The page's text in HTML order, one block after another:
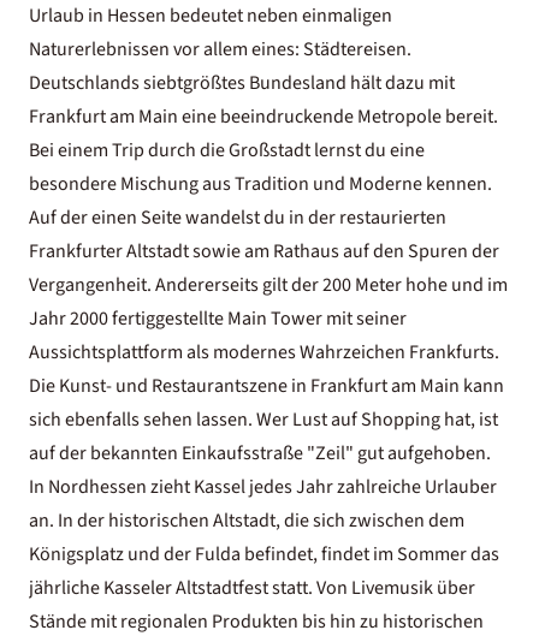
Urlaub in Hessen bedeutet neben einmaligen
Naturerlebnissen vor allem eines:Städtereisen.
Deutschlandssiebtgrößtes Bundesland hält dazu mit
Frankfurt am Main eine beeindruckende Metropole bereit.
Bei einem Trip durch die Großstadt lernst du eine
besondere Mischung aus Tradition und Moderne kennen.
Auf der einen Seite wandelst du in der restaurierten
Frankfurter Altstadt sowie am Rathaus auf den Spuren der
Vergangenheit. Andererseits gilt der 200 Meter hohe und im
Jahr 2000 fertiggestellte Main Tower mit seiner
Aussichtsplattform als modernes Wahrzeichen Frankfurts.
Die Kunst- und Restaurantszene in Frankfurt am Main kann
sich ebenfalls sehen lassen. Wer Lust auf Shopping hat, ist
auf der bekannten Einkaufsstraße "Zeil" gut aufgehoben.
In Nordhessen zieht Kassel jedes Jahr zahlreiche Urlauber
an. In der historischen Altstadt, die sich zwischen dem
Königsplatz und der Fulda befindet, findet im Sommer das
jährliche Kasseler Altstadtfest statt. Von Livemusik über
Stände mit regionalen Produkten bis hin zu historischen